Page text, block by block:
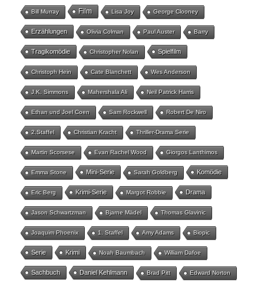
Bill Murray Film Lisa Joy George Clooney
Erzählungen Olivia Colman Paul Auster Barry
Tragikomödie Christopher Nolan Spielfilm
Christoph Hein Cate Blanchett Wes Anderson
J.K. Simmons Mahershala Ali Neil Patrick Harris
Ethan und Joel Coen Sam Rockwell Robert De Niro
2.Staffel Christian Kracht Thriller-Drama Serie
Martin Scorsese Evan Rachel Wood Giorgos Lanthimos
Emma Stone Mini-Serie Sarah Goldberg Komödie
Eric Berg Krimi-Serie Margot Robbie Drama
Jason Schwartzman Bjarne Mädel Thomas Glavinic
Joaquim Phoenix 1. Staffel Amy Adams Biopic
Serie Krimi Noah Baumbach William Dafoe
Sachbuch Daniel Kehlmann Brad Pitt Edward Norton